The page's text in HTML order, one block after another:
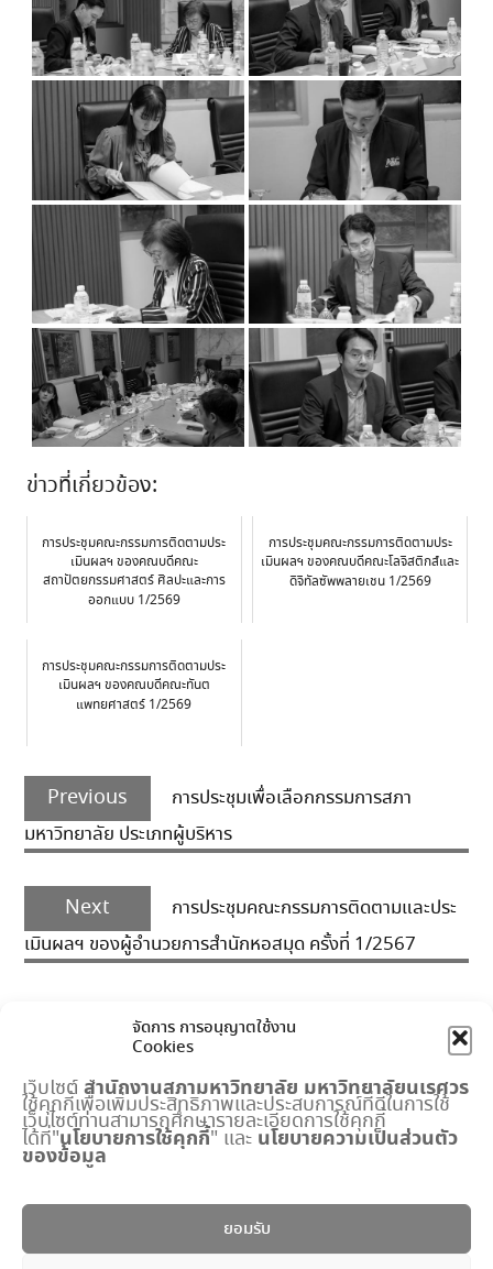
จัดการ การอนุญาตใช้งาน
Cookies
เว็บไซต์สำนักงานสภามหาวิทยาลัย มหาวิทยาลัยนเรศวร
ใช้คุกกี้เพื่อเพิ่มประสิทธิภาพและประสบการณ์ที่ดีในการใช้
เว็บไซต์ท่านสามารถศึกษารายละเอียดการใช้คุกกี้
ได้ที่"นโยบายการใช้คุกกี้" และ นโยบายความเป็นส่วนตัว
ของข้อมูล
ยอมรับ
ข่าวที่เกี่ยวข้อง:
การประชุมคณะกรรมการติดตามประ
เมินผลฯ ของคณบดีคณะ
สถาปัตยกรรมศาสตร์ ศิลปะและการ
ออกแบบ 1/2569
การประชุมคณะกรรมการติดตามประ
เมินผลฯ ของคณบดีคณะโลจิสติกส์และ
ดิจิทัลซัพพลายเชน 1/2569
การประชุมคณะกรรมการติดตามประ
เมินผลฯ ของคณบดีคณะทันต
แพทยศาสตร์ 1/2569
Post
navigation
Previous
Previous
post:
การประชุมเพื่อเลือกกรรมการสภา
มหาวิทยาลัย ประเภทผู้บริหาร
Next
Next
post:
การประชุมคณะกรรมการติดตามและประ
เมินผลฯ ของผู้อำนวยการสำนักหอสมุด ครั้งที่ 1/2567
เมนูด่วน
กำหนดการประชุมสภามหาวิทยาลัย
พระราชบัญญัติ มหาวิทยาลัยนเรศวร
ปริญญาดุษฎีบัณฑิตกิตติมศักดิ์